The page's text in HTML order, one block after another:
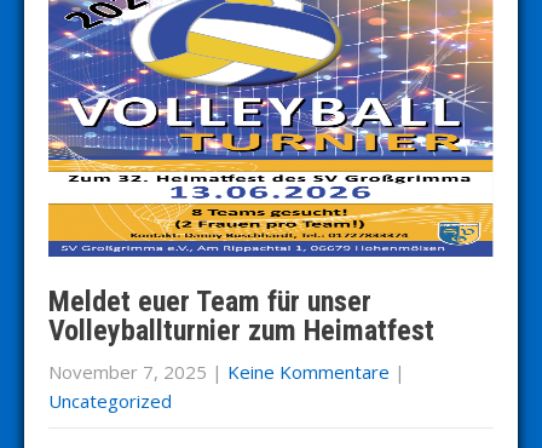
Meldet euer Team für unser
Volleyballturnier zum Heimatfest
November 7, 2025 | Keine Kommentare |
Uncategorized